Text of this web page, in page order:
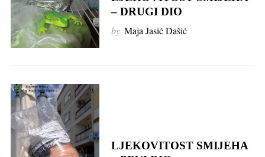
– DRUGI DIO
by Maja Jasić Dašić
LJEKOVITOST SMIJEHA